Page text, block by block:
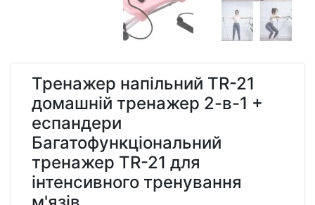
Тренажер напільний TR-21
домашній тренажер 2-в-1 +
еспандери
Багатофункціональний
тренажер TR-21 для
інтенсивного тренування